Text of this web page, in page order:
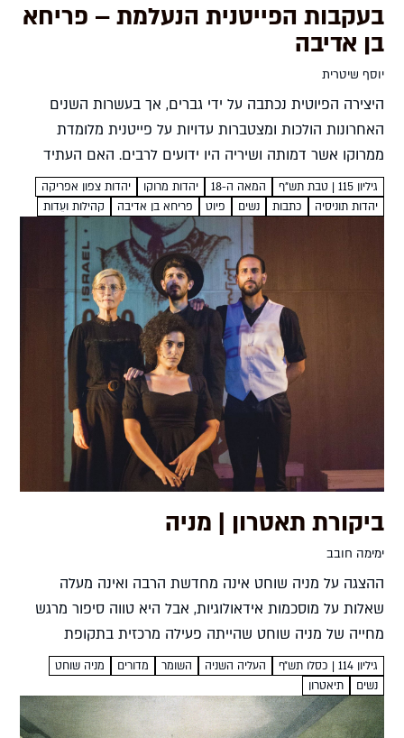
בעקבות הפייטנית הנעלמת – פריחא
בן אדיבה
יוסף שיטרית
היצירה הפיוטית נכתבה על ידי גברים, אך בעשרות השנים
האחרונות הולכות ומצטברות עדויות על פייטנית מלומדת
ממרוקו אשר דמותה ושיריה היו ידועים לרבים. האם העתיד
צופן בחובו גילויים חדשים על שירתה של פריחא בת רבי...
גיליון 115 | טבת תש”ף המאה ה-18 יהדות מרוקו
יהדות צפון אפריקה
יהדות תוניסיה
כתבות נשים פיוט פריחא בן אדיבה קהילות ועֵדות
ביקורת תאטרון | מניה
ימימה חובב
ההצגה על מניה שוחט אינה מחדשת הרבה ואינה מעלה
שאלות על מוסכמות אידאולוגיות, אבל היא טווה סיפור מרגש
מחייה של מניה שוחט שהייתה פעילה מרכזית בתקופת
העלייה השנייה ימימה חובב אגדה בחייהמניה פנינה גריבימוי:
גבריאלה...
גיליון 114 | כסלו תש״ף העליה השניה השומר מדורים
מניה שוחט
נשים
תיאטרון